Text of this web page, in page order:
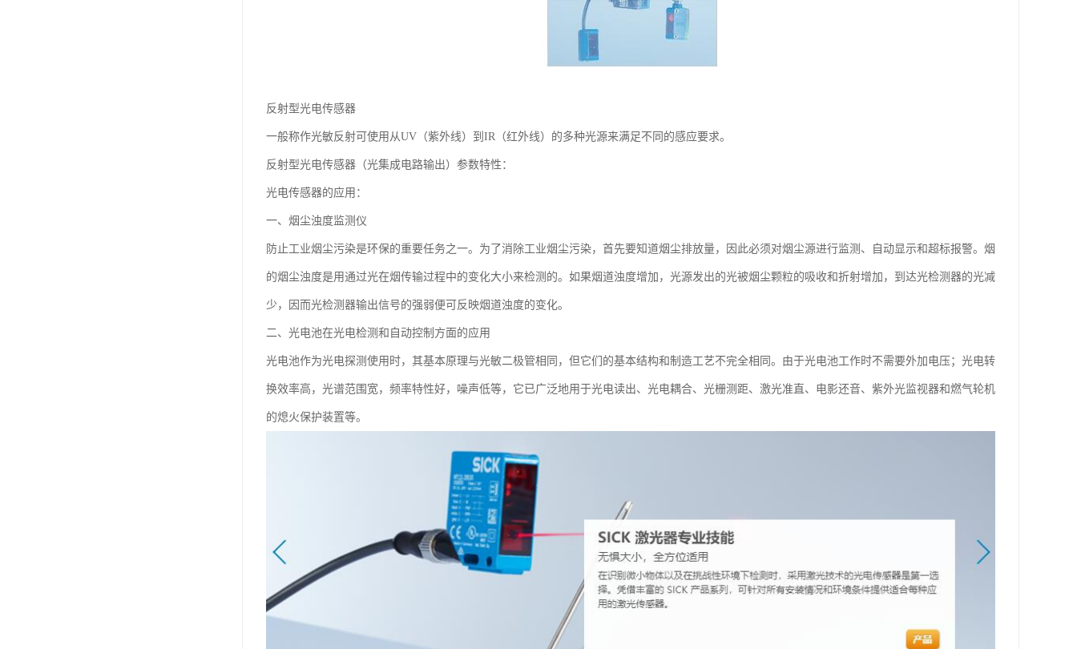
反射型光电传感器
一般称作光敏反射可使用从UV（紫外线）到IR（红外线）的多种光源来满足不同的感应要求。
反射型光电传感器（光集成电路输出）参数特性：
光电传感器的应用：
一、烟尘浊度监测仪
防止工业烟尘污染是环保的重要任务之一。为了消除工业烟尘污染，首先要知道烟尘排放量，因此必须对烟尘源进行监测、自动显示和超标报警。烟
的烟尘浊度是用通过光在烟传输过程中的变化大小来检测的。如果烟道浊度增加，光源发出的光被烟尘颗粒的吸收和折射增加，到达光检测器的光减
少，因而光检测器输出信号的强弱便可反映烟道浊度的变化。
二、光电池在光电检测和自动控制方面的应用
光电池作为光电探测使用时，其基本原理与光敏二极管相同，但它们的基本结构和制造工艺不完全相同。由于光电池工作时不需要外加电压；光电转
换效率高，光谱范围宽，频率特性好，噪声低等，它已广泛地用于光电读出、光电耦合、光栅测距、激光准直、电影还音、紫外光监视器和燃气轮机
的熄火保护装置等。